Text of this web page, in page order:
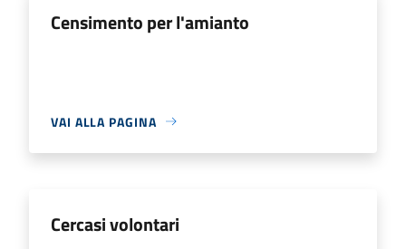
Censimento per l'amianto
VAI ALLA PAGINA
Cercasi volontari